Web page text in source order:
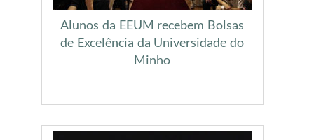
Alunos da EEUM recebem Bolsas
de Excelência da Universidade do
Minho